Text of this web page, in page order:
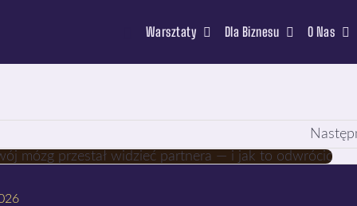
Warsztaty Dla Biznesu O Nas